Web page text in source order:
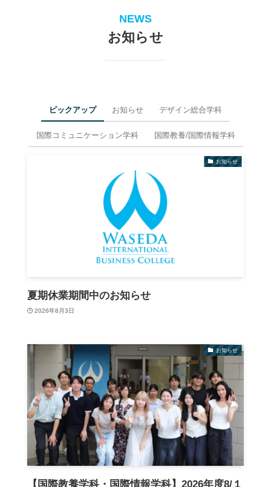
NEWS
お知らせ
ピックアップ お知らせ デザイン総合学科
国際コミュニケーション学科 国際教養/国際情報学科
お知らせ
夏期休業期間中のお知らせ
2026年8月3日
お知らせ
【国際教養学科・国際情報学科】2026年度8/１